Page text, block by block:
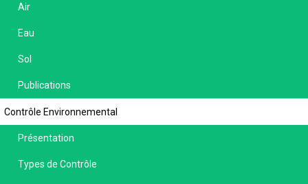
Air
Eau
Sol
Publications
Contrôle Environnemental
Présentation
Types de Contrôle